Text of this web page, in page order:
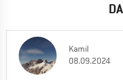
Kamil
08.09.2024